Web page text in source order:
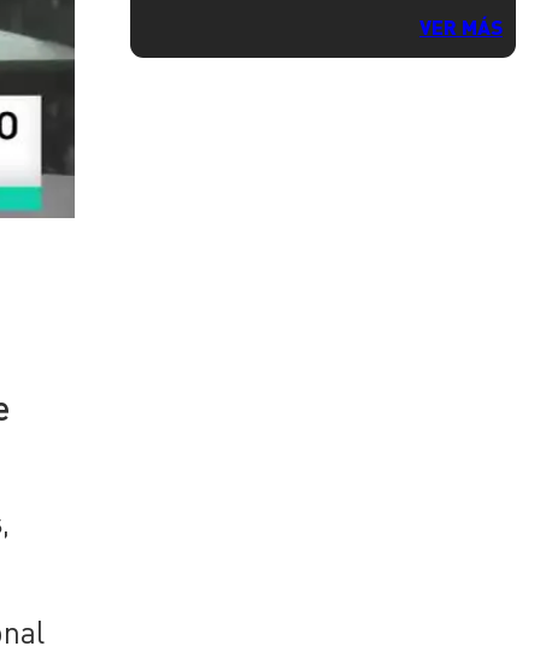
,
VER MÁS